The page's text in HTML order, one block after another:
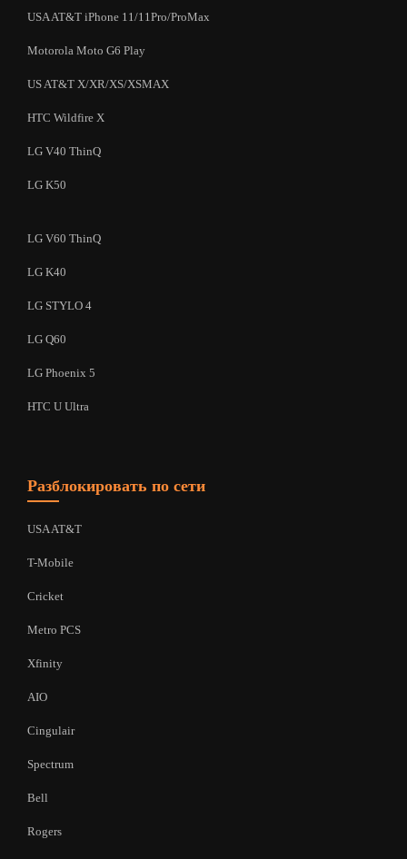
USA AT&T iPhone 11/11Pro/ProMax
Motorola Moto G6 Play
US AT&T X/XR/XS/XSMAX
HTC Wildfire X
LG V40 ThinQ
LG K50
LG V60 ThinQ
LG K40
LG STYLO 4
LG Q60
LG Phoenix 5
HTC U Ultra
Разблокировать по сети
USA AT&T
T-Mobile
Cricket
Metro PCS
Xfinity
AIO
Cingulair
Spectrum
Bell
Rogers